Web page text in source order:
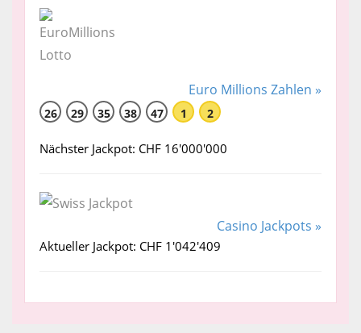
Euro Millions Zahlen »
26 29 35 38 47 1 2
Nächster Jackpot: CHF 16'000'000
Casino Jackpots »
Aktueller Jackpot: CHF 1'042'409